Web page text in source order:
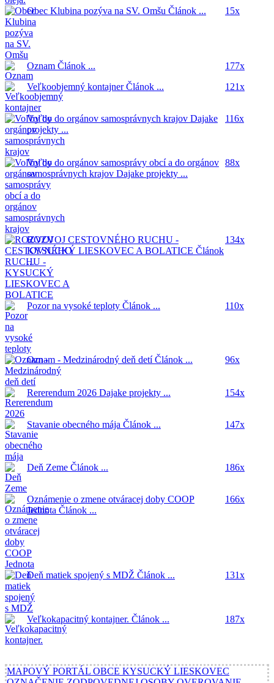
Obec Klubina pozýva na SV. Omšu Článok ... 15x
Oznam Článok ...
177x
Veľkoobjemný kontajnerČlánok ... 121x
Voľby do orgánov samosprávnych krajov Dajake
projekty ...
116x
Voľby do orgánov samosprávy obcí a do orgánov
samosprávnych krajov Dajake projekty ...
88x
ROZVOJ CESTOVNÉHO RUCHU -
KYSUCKÝ LIESKOVEC A BOLATICE Článok
...
134x
Pozor na vysoké teploty Článok ... 110x
Oznam - Medzinárodný deň detíČlánok ... 96x
Rererendum 2026 Dajake projekty ... 154x
Stavanie obecného mája Článok ... 147x
Deň Zeme Článok ... 186x
Oznámenie o zmene otváracej doby COOP
Jednota Článok ...
166x
Deň matiek spojený s MDŽ Článok ... 131x
Veľkokapacitný kontajner. Článok ... 187x
MAPOVÝ PORTÁL OBCE KYSUCKÝ LIESKOVEC